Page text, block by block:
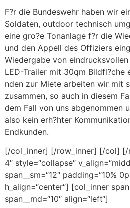
F?r die Bundeswehr haben wir
Soldaten, outdoor technisch
eine gro?e Tonanlage f?r die
und den Appell des Offiziers
Wiedergabe von
LED-Trailer mit 30qm Bildfl?che
nden zur Miete arbeiten wir mit
zusammen, so auch in diesem
dem Fall von uns abgenommen
also kein erh?hter
Endkunden.
[/col_inner] [/row_inner] [/col] [/
4″ style=“collapse“
span__sm=“12″ padding=“10%
h_align=“center“] [col_inner
span__md=“10″ align=“left“]